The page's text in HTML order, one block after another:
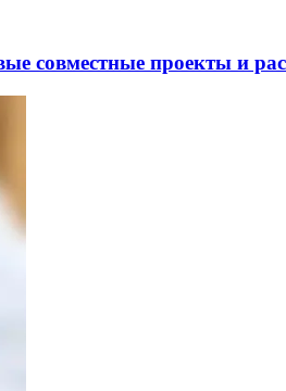
совместные проекты и